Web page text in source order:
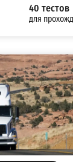
40 тестов
для